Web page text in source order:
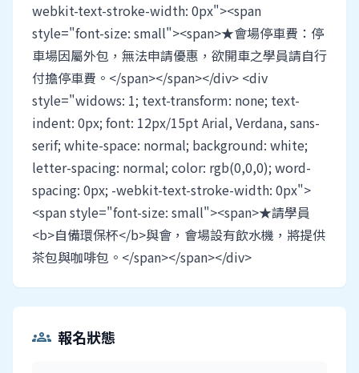
webkit-text-stroke-width: 0px"><span
style="font-size: small"><span>★會場停車費：停
車場因屬外包，無法申請優惠，欲開車之學員請自行
付擔停車費。</span></span></div> <div
style="widows: 1; text-transform: none; text-
indent: 0px; font: 12px/15pt Arial, Verdana, sans-
serif; white-space: normal; background: white;
letter-spacing: normal; color: rgb(0,0,0); word-
spacing: 0px; -webkit-text-stroke-width: 0px">
<span style="font-size: small"><span>★請學員
<b>自備環保杯</b>與會，會場設有飲水機，將提供
茶包與咖啡包。</span></span></div>
groups 報名狀態